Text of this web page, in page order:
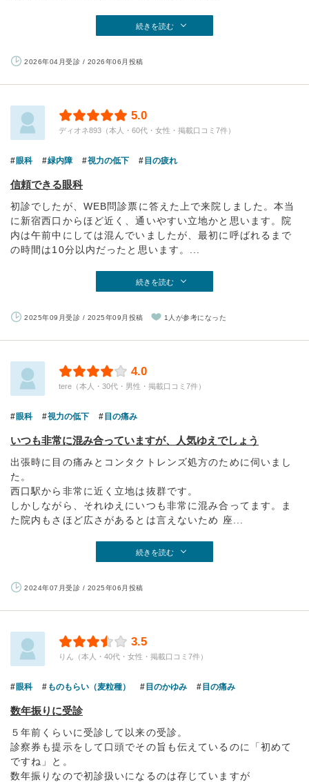
続きを読む
2026年04月受診 / 2026年06月投稿
5.0
ディオネ893（本人・60代・女性・掲載口コミ7件）
眼科 緑内障 視力の低下 目の疲れ
信頼できる眼科
初診でしたが、WEB問診票に答えた上で来院しました。本当
に新宿西口からほど近く、通いやすい立地かと思います。院
内は午前中にしては混んでいましたが、最初に呼ばれるまで
の時間は10分以内だったと思います。...
続きを読む
2025年09月受診 / 2025年09月投稿 1人が参考になった
4.0
tere（本人・30代・男性・掲載口コミ7件）
眼科 視力の低下 目の痛み
いつも非常に混み合っていますが、人気ゆえでしょう
出張時に目の痛みとコンタクトレンズ処方のために伺いまし
た。
西口駅から非常に近く立地は抜群です。
しかしながら、それゆえにいつも非常に混み合ってます。ま
た院内もさほど広さがあるとは言えないため 座...
続きを読む
2024年07月受診 / 2025年06月投稿
3.5
りん（本人・40代・女性・掲載口コミ7件）
眼科 ものもらい（麦粒種） 目のかゆみ 目の痛み
数年振りに受診
５年前くらいに受診して以来の受診。
診察券も提示をして口頭でその旨も伝えているのに「初めて
ですね」と。
数年振りなので初診扱いになるのは存じていますが